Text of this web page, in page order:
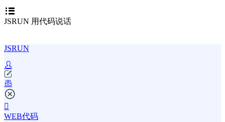
JSRUN 用代码说话
JSRUN
WEB代码